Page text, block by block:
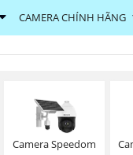
CAMERA CHÍNH HÃNG
Camera Speedom